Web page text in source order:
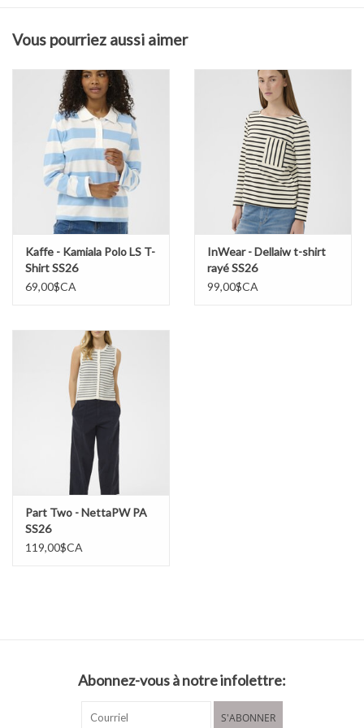
100 % coton
Laver à l’eau froide
Sécher à plat.
Vous pourriez aussi aimer
Kaffe - Kamiala Polo LS T-
Shirt SS26
69,00$CA
InWear - Dellaiw t-shirt
rayé SS26
99,00$CA
Part Two - NettaPW PA
SS26
119,00$CA
Abonnez-vous à notre infolettre:
S'ABONNER